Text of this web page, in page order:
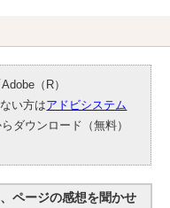
（R）
い方はアドビシステム
ダウンロード（無料）
ページの感想を聞かせ